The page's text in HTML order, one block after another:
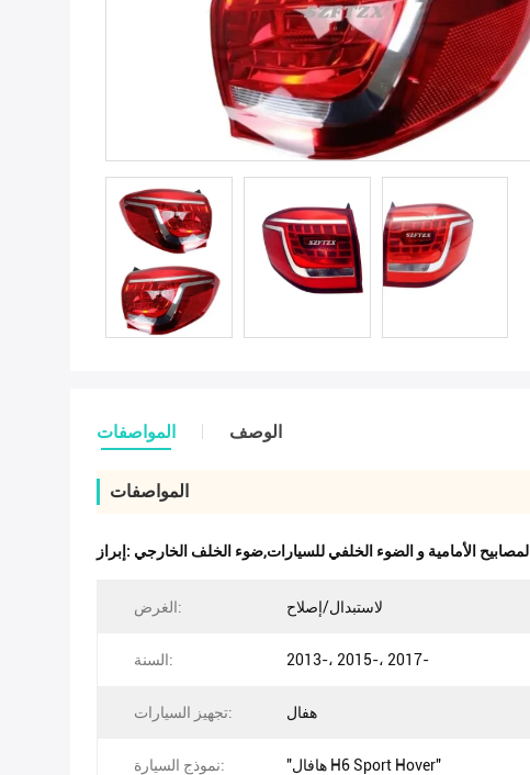
المواصفات الوصف
المواصفات
إبراز: الأمامية و الضوء الخلفي للسيارات,ضوء الخلف الخارجي
الغرض: لاستبدال/إصلاح
السنة: 2013-، 2015-، 2017-
تجهيز السيارات: هفال
نموذج السيارة: "هافال H6 Sport Hover"